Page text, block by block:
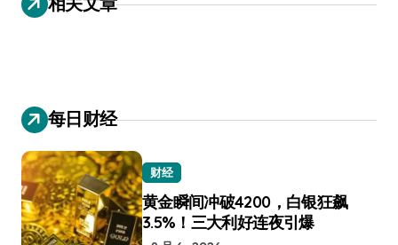
航
每日财经
财经
黄金瞬间冲破4200，白银狂飙
3.5%！三大利好连夜引爆